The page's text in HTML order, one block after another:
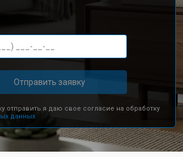
Отправить заявку
отправить я даю свое согласие на обработку
данных.